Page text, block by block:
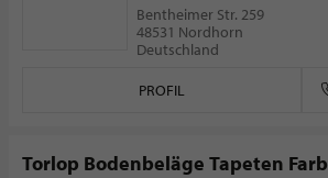
Bentheimer Str. 259
48531 Nordhorn
Deutschland
PROFIL
Torlop Bodenbeläge Tapeten